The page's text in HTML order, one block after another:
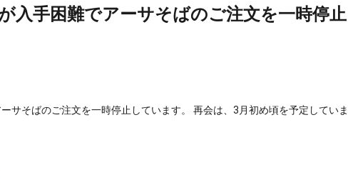
入手困難でアーサそばのご注文を一時停止
サそばのご注文を一時停止しています。 再会は、3月初め頃を予定していま